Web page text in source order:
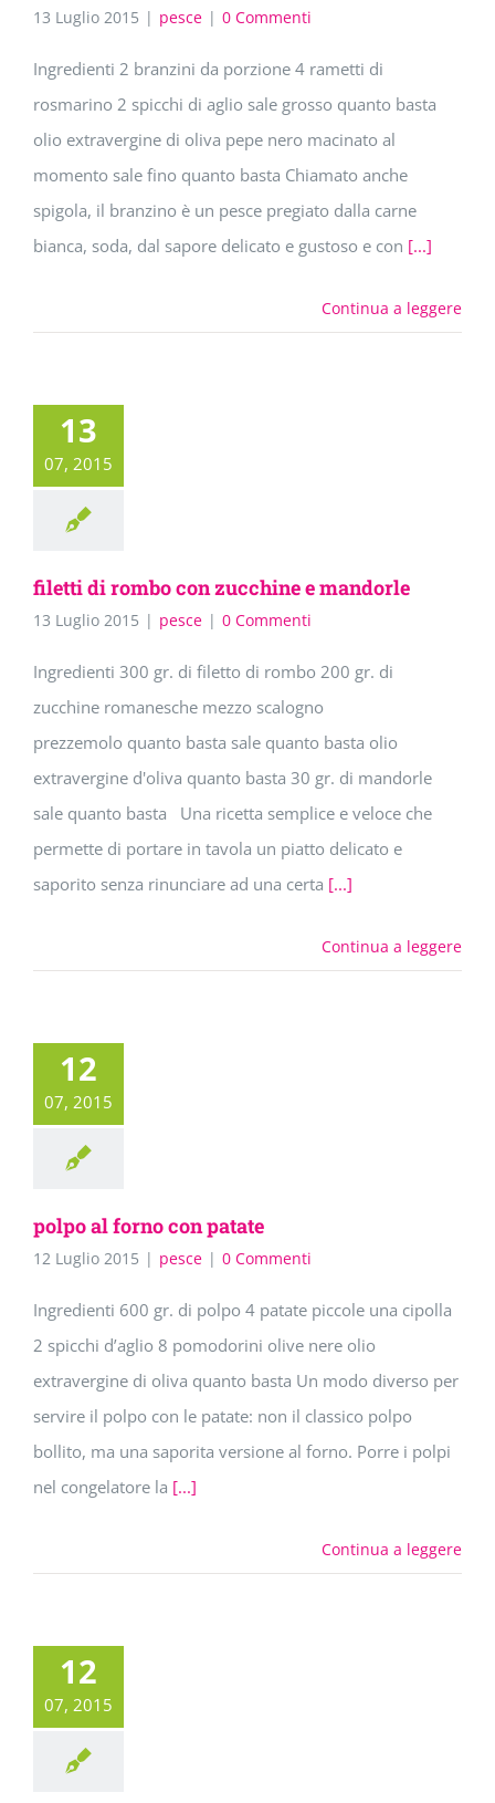
13 Luglio 2015 | pesce | 0 Commenti
Ingredienti 2 branzini da porzione 4 rametti di
rosmarino 2 spicchi di aglio sale grosso quanto basta
olio extravergine di oliva pepe nero macinato al
momento sale fino quanto basta Chiamato anche
spigola, il branzino è un pesce pregiato dalla carne
bianca, soda, dal sapore delicato e gustoso e con [...]
Continua a leggere
13
07, 2015
filetti di rombo con zucchine e mandorle
13 Luglio 2015 | pesce | 0 Commenti
Ingredienti 300 gr. di filetto di rombo 200 gr. di
zucchine romanesche mezzo scalogno
prezzemolo quanto basta sale quanto basta olio
extravergine d'oliva quanto basta 30 gr. di mandorle
sale quanto basta Una ricetta semplice e veloce che
permette di portare in tavola un piatto delicato e
saporito senza rinunciare ad una certa [...]
Continua a leggere
12
07, 2015
polpo al forno con patate
12 Luglio 2015 | pesce | 0 Commenti
Ingredienti 600 gr. di polpo 4 patate piccole una cipolla
2 spicchi d’aglio 8 pomodorini olive nere olio
extravergine di oliva quanto basta Un modo diverso per
servire il polpo con le patate: non il classico polpo
bollito, ma una saporita versione al forno. Porre i polpi
nel congelatore la [...]
Continua a leggere
12
07, 2015